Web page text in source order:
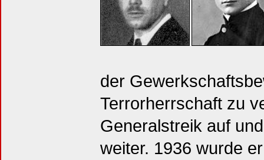
der
Terrorherrschaft zu
Generalstreik auf
weiter. 1936 wurde